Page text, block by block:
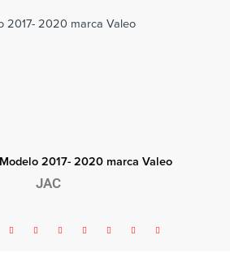
2017- 2020 marca Valeo
JAC